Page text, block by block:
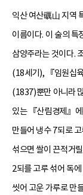
익산 여산礪山 지역
이름이다. 이 술의 특
삼양주라는 것이다.
(18세기), 『임원십
(1837)뿐만 아니라
있는 『산림경제』
만들어 냉수 7되로
섞으면 쌀이 끈적거
2되를 고루 섞어 독
씻어 고운 가루로 만